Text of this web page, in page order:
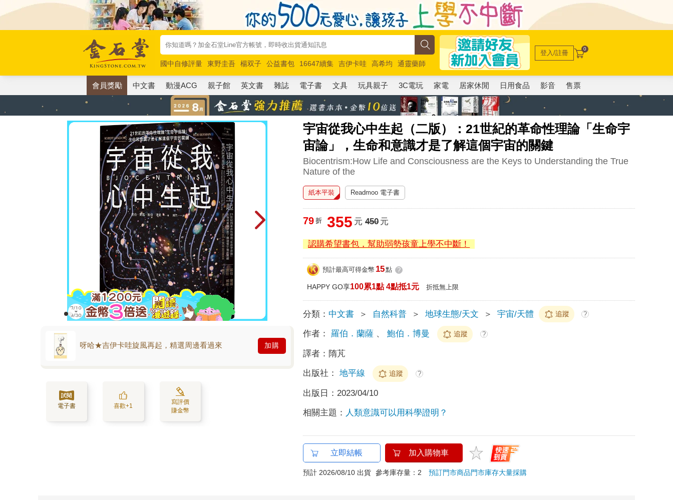
國中自修評量 東野圭吾 楊双子 公益書包 16647續集 吉伊卡哇 高希均
通靈藥師
唯紅花綻放
奧德賽 路邊攤新作 馬斯克 玩具總動員5 超慢跑
登入/註冊 0
會員獎勵 中文書 動漫ACG 親子館 英文書 雜誌 電子書 文具 玩具親子 3C電玩 家電 居家休閒 日用食品 影音 售票
宇宙從我心中生起（二版）：21世紀的革命性理論「生命宇
宙論」，生命和意識才是了解這個宇宙的關鍵
Biocentrism:How Life and Consciousness are the Keys to Understanding the True
Nature of the
呀哈★吉伊卡哇旋風再起，精選周邊看過來 加購
電子書 喜歡+1
寫評價
賺金幣
紙本平裝 Readmoo 電子書
79 折 355 元 450元
認購希望書包，幫助弱勢孩童上學不中斷！
預計最高可得金幣 15點 ?
HAPPY GO享100累1點 4點抵1元 折抵無上限
分類： 中文書 ＞ 自然科普 ＞ 地球生態/天文 ＞ 宇宙/天體 追蹤 ?
作者： 羅伯．蘭薩 、鮑伯．博曼 追蹤 ?
譯者： 隋芃
出版社： 地平線 追蹤 ?
出版日： 2023/04/10
相關主題： 人類意識可以用科學證明？
立即結帳 加入購物車
預計 2026/08/10 出貨 參考庫存量：2預訂門市商品門市庫存大量採購